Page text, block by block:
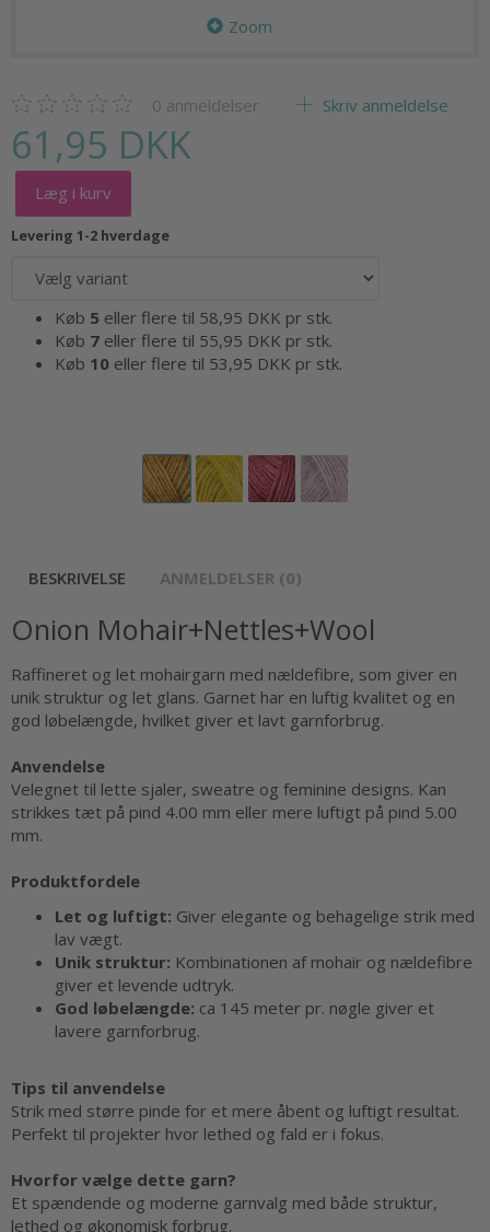
Zoom
0 anmeldelser Skriv anmeldelse
61,95 DKK
Læg i kurv
Levering 1-2 hverdage
Køb 5 eller flere til 58,95 DKK pr stk.
Køb 7 eller flere til 55,95 DKK pr stk.
Køb 10 eller flere til 53,95 DKK pr stk.
BESKRIVELSE ANMELDELSER (0)
Onion Mohair+Nettles+Wool
Raffineret og let mohairgarn med nældefibre, som giver en
unik struktur og let glans. Garnet har en luftig kvalitet og en
god løbelængde, hvilket giver et lavt garnforbrug.
Anvendelse
Velegnet til lette sjaler, sweatre og feminine designs. Kan
strikkes tæt på pind 4.00 mm eller mere luftigt på pind 5.00
mm.
Produktfordele
Let og luftigt: Giver elegante og behagelige strik med
lav vægt.
Unik struktur: Kombinationen af mohair og nældefibre
giver et levende udtryk.
God løbelængde: ca 145 meter pr. nøgle giver et
lavere garnforbrug.
Tips til anvendelse
Strik med større pinde for et mere åbent og luftigt resultat.
Perfekt til projekter hvor lethed og fald er i fokus.
Hvorfor vælge dette garn?
Et spændende og moderne garnvalg med både struktur,
lethed og økonomisk forbrug.